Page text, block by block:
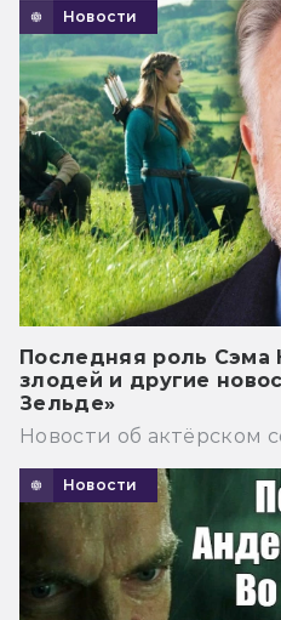
Новости
Последняя роль Сэма
злодей и другие
Зельде»
Новости об актёрском
Новости